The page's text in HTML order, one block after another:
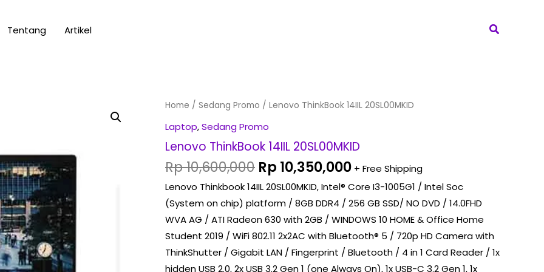
Tentang Artikel Search
Home / Sedang Promo / Lenovo ThinkBook 14IIL 20SL00MKID
Laptop,Sedang Promo
Lenovo ThinkBook 14IIL 20SL00MKID
Rp10,600,000
Original
price
was:
Rp 10,600,000.
Rp 10,350,000
Current
is:
Rp 10,350,000.
+ Free Shipping
Lenovo Thinkbook 14IIL 20SL00MKID, Intel® Core I3-1005G1 / Intel Soc
(System on chip) platform / 8GB DDR4 / 256 GB SSD/ NO DVD / 14.0FHD
WVA AG / ATI Radeon 630 with 2GB / WINDOWS 10 HOME & Office Home
Student 2019 / WiFi 802.11 2x2AC with Bluetooth® 5 / 720p HD Camera with
ThinkShutter / Gigabit LAN / Fingerprint / Bluetooth / 4 in 1 Card Reader / 1x
hidden USB 2.0, 2x USB 3.2 Gen 1 (one Always On), 1x USB-C 3.2 Gen 1, 1x
Lenovo
ThinkBook
20SL00MKID
quantity